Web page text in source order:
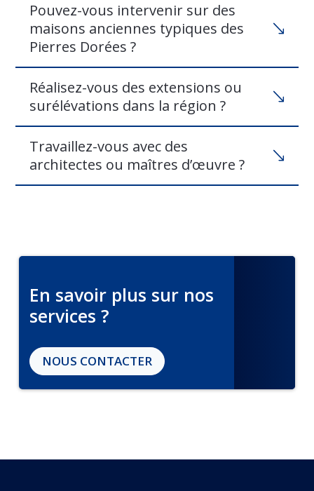
Pouvez-vous intervenir sur des
maisons anciennes typiques des
Pierres Dorées ?
Réalisez-vous des extensions ou
surélévations dans la région ?
Travaillez-vous avec des
architectes ou maîtres d’œuvre ?
En savoir plus sur nos
services ?
NOUS CONTACTER